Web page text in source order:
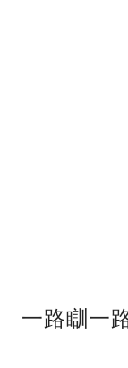
一路瞓一